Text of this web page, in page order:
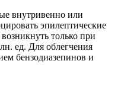
внутривенно или
эпилептические
только при
ед. Для облегчения
бензодиазепинов и